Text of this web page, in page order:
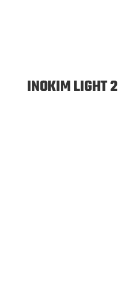
INOKIM LIGHT 2